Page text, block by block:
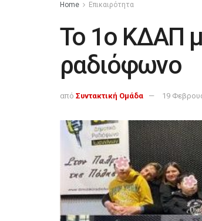
Home Επικαιρότητα
Το 1ο ΚΔΑΠ
ραδιόφωνο
από Συντακτική Ομάδα 19